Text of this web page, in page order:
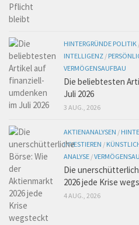
HINTERGRÜNDE POLITIK
INTELLIGENZ /
VERMÖGENSAUFBAU
Die beliebtesten
Juli 2026
3 AUG., 2026
AKTIENANALYSEN /
INVESTIEREN /
ANALYSE /
Die
2026 jede Krise
4 AUG., 2026